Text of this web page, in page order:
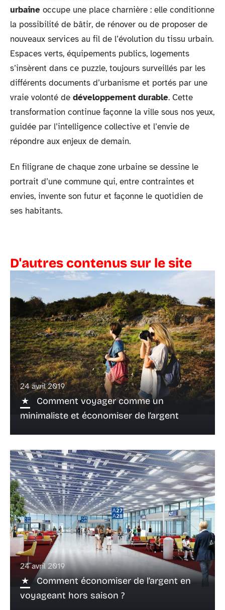
urbaine occupe une place charnière : elle conditionne
la possibilité de bâtir, de rénover ou de proposer de
nouveaux services au fil de l’évolution du tissu urbain.
Espaces verts, équipements publics, logements
s’insèrent dans ce puzzle, toujours surveillés par les
différents documents d’urbanisme et portés par une
vraie volonté de développement durable. Cette
transformation continue façonne la ville sous nos yeux,
guidée par l’intelligence collective et l’envie de
répondre aux enjeux de demain.
En filigrane de chaque zone urbaine se dessine le
portrait d’une commune qui, entre contraintes et
envies, invente son futur et façonne le quotidien de
ses habitants.
D'autres contenus sur le site
24 avril 2019
Comment voyager comme un
minimaliste et économiser de l’argent
24 avril 2019
Comment économiser de l’argent en
voyageant hors saison ?